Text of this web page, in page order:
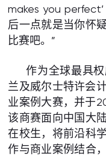
makes you
后一点就是当你怀
比赛吧。”
作为全球最具
兰及威尔士特许会
业案例大赛，并于
该商赛面向中国大
在校生，将前沿科
作与商业案例结合